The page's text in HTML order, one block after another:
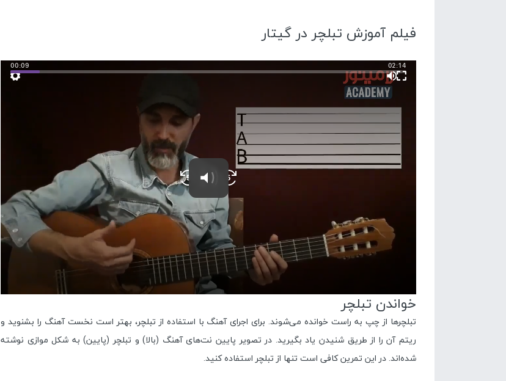
فیلم آموزش تبلچر در گیتار
خواندن تبلچر
تبلچرها از چپ به راست خوانده می‌شوند. برای اجرای آهنگ با استفاده از تبلچر، بهتر است نخست آهنگ را بشنوید و
ریتم آن را از طریق شنیدن یاد بگیرید. در تصویر پایین نت‌های آهنگ (بالا) و تبلچر (پایین) به شکل موازی نوشته
شده‌اند. در این تمرین کافی است تنها از تبلچر استفاده کنید.